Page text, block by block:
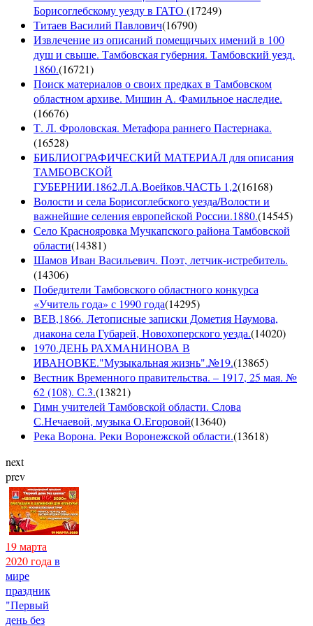
Борисоглебскому уезду в ГАТО (17249)
Титаев Василий Павлович(16790)
Извлечение из описаний помещичьих имений в 100
душ и свыше. Тамбовская губерния. Тамбовский уезд.
1860.(16721)
Поиск материалов о своих предках в Тамбовском
областном архиве. Мишин А. Фамильное наследие.
(16676)
Т. Л. Фроловская. Метафора раннего Пастернака.
(16528)
БИБЛИОГРАФИЧЕСКИЙ МАТЕРИАЛ для описания
ТАМБОВСКОЙ
ГУБЕРНИИ.1862.Л.А.Воейков.ЧАСТЬ 1,2(16168)
Волости и села Борисоглебского уезда/Волости и
важнейшие селения европейской России.1880.(14545)
Село Краснояровка Мучкапского района Тамбовской
области(14381)
Шамов Иван Васильевич. Поэт, летчик-истребитель.
(14306)
Победители Тамбовского областного конкурса
«Учитель года» с 1990 года(14295)
ВЕВ,1866. Летописные записки Дометия Наумова,
диакона села Губарей, Новохоперского уезда.(14020)
1970.ДЕНЬ РАХМАНИНОВА В
ИВАНОВКЕ."Музыкальная жизнь".№19.(13865)
Вестник Временного правительства. – 1917, 25 мая. №
62 (108). С.3.(13821)
Гимн учителей Тамбовской области. Слова
С.Нечаевой, музыка О.Егоровой(13640)
Река Ворона. Реки Воронежской области.(13618)
next
prev
19 марта
2020 года в
мире
праздник
"Первый
день без